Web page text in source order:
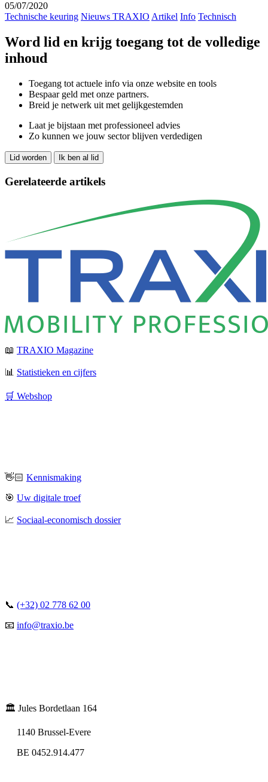
05/07/2020
Technische keuring Nieuws TRAXIO Artikel Info Technisch
Word lid en krijg toegang tot de volledige
inhoud
Toegang tot actuele info via onze website en tools
Bespaar geld met onze partners.
Breid je netwerk uit met gelijkgestemden
Laat je bijstaan met professioneel advies
Zo kunnen we jouw sector blijven verdedigen
Lid worden Ik ben al lid
Gerelateerde artikels
📖 TRAXIO Magazine
📊 Statistieken en cijfers
🛒 Webshop
👋🏻 Kennismaking
🎯 Uw digitale troef
📈 Sociaal-economisch dossier
📞 (+32) 02 778 62 00
📧 info@traxio.be
🏛️ Jules Bordetlaan 164
1140 Brussel-Evere
BE 0452.914.477